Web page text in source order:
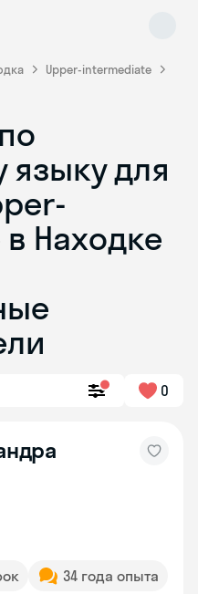
Upper-intermediate
языку для
Находке
0
34 года опыта